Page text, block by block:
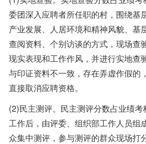
委团深入应聘者所任职的村，围绕基
产业发展、人居环境和精神风貌、基
查阅资料、个别访谈的方式，现场查
现实表现和工作作风，并进行实地查
与印证资料不一致，存在弄虚作假的
直接取消应聘资格。
(2)民主测评。民主测评分数占业绩
工作后，由评委、组织部工作人员组
众集中测评，参与测评的群众现场打